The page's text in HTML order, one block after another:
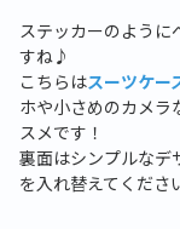
ステッカーのよう
すね♪
こちらはスーツケー
ホや小さめのカメラ
スメです！
裏面はシンプルなデ
を入れ替えてくださ